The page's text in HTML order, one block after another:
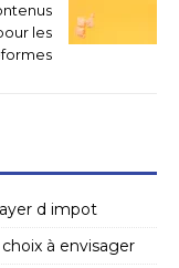
les
d impot
à envisager